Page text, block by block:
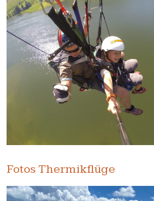
Fotos Thermikflüge